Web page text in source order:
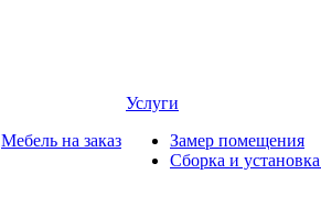
Мебель на заказ
Услуги
Замер помещения
Сборка и